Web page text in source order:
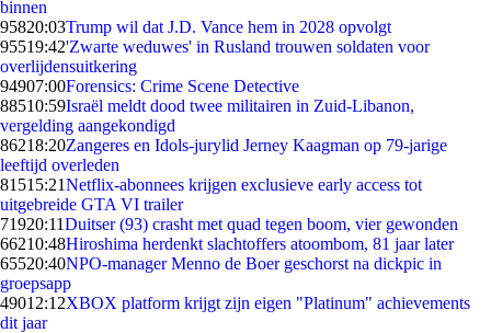
binnen
95820:03Trump wil dat J.D. Vance hem in 2028 opvolgt
95519:42'Zwarte weduwes' in Rusland trouwen soldaten voor
overlijdensuitkering
94907:00Forensics: Crime Scene Detective
88510:59Israël meldt dood twee militairen in Zuid-Libanon,
vergelding aangekondigd
86218:20Zangeres en Idols-jurylid Jerney Kaagman op 79-jarige
leeftijd overleden
81515:21Netflix-abonnees krijgen exclusieve early access tot
uitgebreide GTA VI trailer
71920:11Duitser (93) crasht met quad tegen boom, vier gewonden
66210:48Hiroshima herdenkt slachtoffers atoombom, 81 jaar later
65520:40NPO-manager Menno de Boer geschorst na dickpic in
groepsapp
49012:12XBOX platform krijgt zijn eigen "Platinum" achievements
dit jaar